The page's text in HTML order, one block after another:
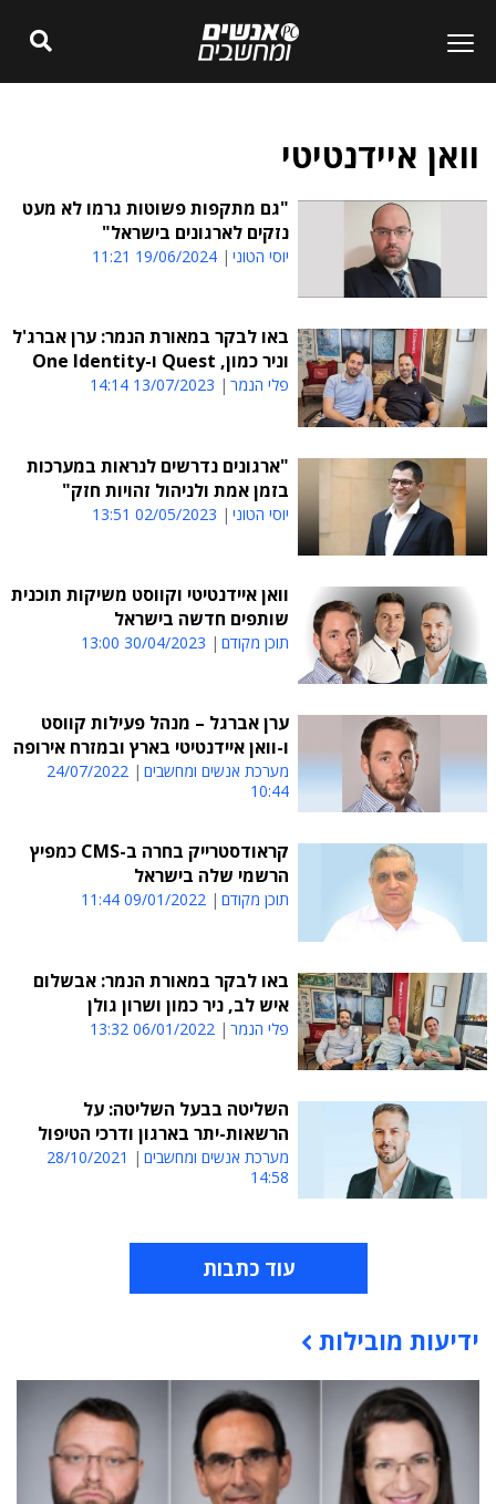
וואן איידנטיטי
"גם מתקפות פשוטות גרמו לא מעט
נזקים לארגונים בישראל"
יוסי הטוני 19/06/2024 11:21
באו לבקר במאורת הנמר: ערן אברג'ל
וניר כמון, Quest ו-One Identity
פלי הנמר 13/07/2023 14:14
"ארגונים נדרשים לנראות במערכות
בזמן אמת ולניהול זהויות חזק"
יוסי הטוני 02/05/2023 13:51
וואן איידנטיטי וקווסט משיקות תוכנית
שותפים חדשה בישראל
תוכן מקודם 30/04/2023 13:00
ערן אברגל – מנהל פעילות קווסט
ו-וואן איידנטיטי בארץ ובמזרח אירופה
מערכת אנשים ומחשבים
24/07/2022
10:44
קראודסטרייק בחרה ב-CMS כמפיץ
הרשמי שלה בישראל
תוכן מקודם 09/01/2022 11:44
באו לבקר במאורת הנמר: אבשלום
איש לב, ניר כמון ושרון גולן
פלי הנמר 06/01/2022 13:32
השליטה בבעל השליטה: על
הרשאות-יתר בארגון ודרכי הטיפול
מערכת אנשים ומחשבים
28/10/2021
14:58
עוד כתבות
תוכן פרסומי
ידיעות מובילות